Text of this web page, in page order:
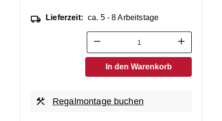
Lieferzeit: ca. 5 - 8 Arbeitstage
Produkt Anzahl: Gib den
In den Warenkorb
Regalmontage buchen